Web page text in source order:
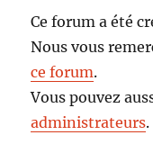
Ce forum a été
Nous vous
ce forum.
Vous pouvez
administrateurs.